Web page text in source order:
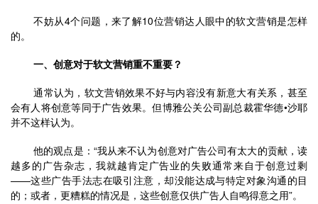
	不妨从4个问题，来了解10位营销达人眼中的软文营销是怎样
的。
一、创意对于软文营销重不重要？
	通常认为，软文营销效果不好与内容没有新意大有关系，甚至
会有人将创意等同于广告效果。但博雅公关公司副总裁霍华德•沙耶
并不这样认为。
	他的观点是：“我从来不认为创意对广告公司有太大的贡献，读
越多的广告杂志，我就越肯定广告业的失败通常来自于创意过剩
——这些广告手法志在吸引注意，却没能达成与特定对象沟通的目
的；或者，更糟糕的情况是，这些创意仅供广告人自鸣得意之用”。